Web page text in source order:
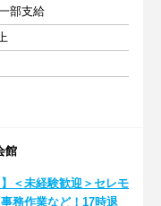
部支給
館
】＜未経験歓迎＞セレモ
務作業など！17時退